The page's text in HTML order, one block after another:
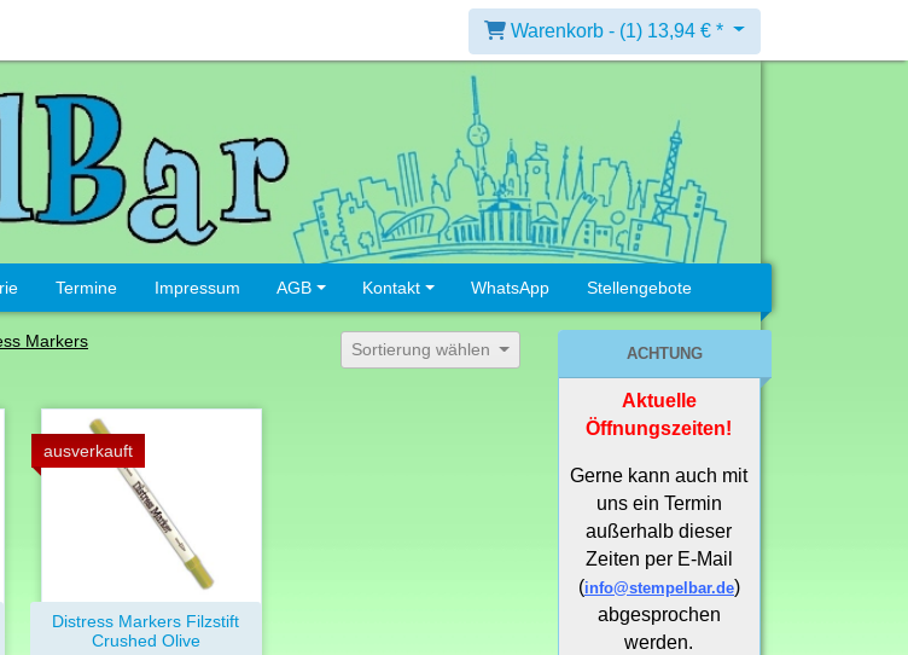
Warenkorb - (1) 13,94 € *
Termine Impressum AGB Kontakt WhatsApp Stellengebote
Markers Sortierung wählen
ausverkauft
Distress Markers Filzstift
Crushed Olive
ACHTUNG
Aktuelle
Öffnungszeiten!
Gerne kann auch mit
uns ein Termin
außerhalb dieser
Zeiten per E-Mail
(info@stempelbar.de)
abgesprochen
werden.